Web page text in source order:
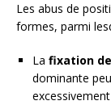
Les abus de
formes, parmi
La fixation
dominante